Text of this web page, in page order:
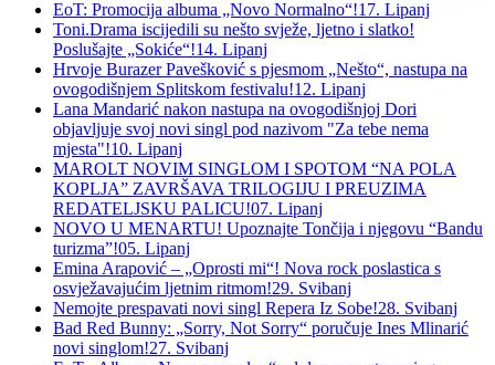
EoT: Promocija albuma „Novo Normalno“!17. Lipanj
Toni.Drama iscijedili su nešto svježe, ljetno i slatko!
Poslušajte „Sokiće“!14. Lipanj
Hrvoje Burazer Pavešković s pjesmom „Nešto“, nastupa na
ovogodišnjem Splitskom festivalu!12. Lipanj
Lana Mandarić nakon nastupa na ovogodišnjoj Dori
objavljuje svoj novi singl pod nazivom "Za tebe nema
mjesta"!10. Lipanj
MAROLT NOVIM SINGLOM I SPOTOM “NA POLA
KOPLJA” ZAVRŠAVA TRILOGIJU I PREUZIMA
REDATELJSKU PALICU!07. Lipanj
NOVO U MENARTU! Upoznajte Tončija i njegovu “Bandu
turizma”!05. Lipanj
Emina Arapović – „Oprosti mi“! Nova rock poslastica s
osvježavajućim ljetnim ritmom!29. Svibanj
Nemojte prespavati novi singl Repera Iz Sobe!28. Svibanj
Bad Red Bunny: „Sorry, Not Sorry“ poručuje Ines Mlinarić
novi singlom!27. Svibanj